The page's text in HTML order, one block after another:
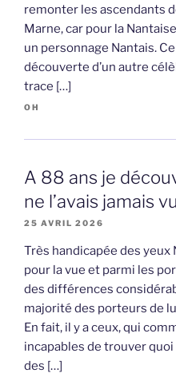
remonter les ascendants
Marne, car pour la
un personnage Nantais.
découverte d’un autre
trace […]
OH
A 88 ans je
ne l’avais jamais
25 AVRIL 2026
Très handicapée des yeux
pour la vue et parmi les
des différences
majorité des porteurs de
En fait, il y a ceux, qui
incapables de trouver
des […]